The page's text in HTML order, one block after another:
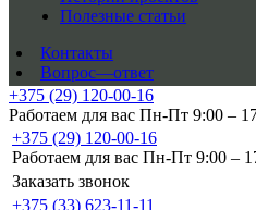
Полезные статьи
Контакты
Вопрос—ответ
+375 (29) 120-00-16
Работаем для вас Пн-Пт 9:00 –
+375 (29) 120-00-16
Работаем для вас Пн-Пт 9:00 –
Заказать звонок
+375 (33) 623-11-11